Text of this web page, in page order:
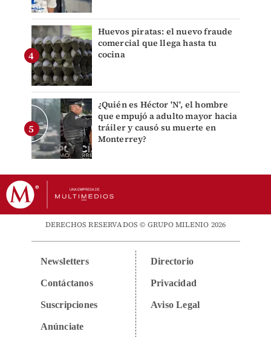
Huevos piratas: el nuevo fraude
comercial que llega hasta tu
cocina
¿Quién es Héctor 'N', el hombre
que empujó a adulto mayor hacia
tráiler y causó su muerte en
Monterrey?
DERECHOS RESERVADOS © GRUPO MILENIO 2026
Newsletters
Contáctanos
Suscripciones
Anúnciate
Directorio
Privacidad
Aviso Legal